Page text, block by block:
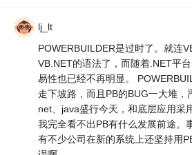
lj_lt
POWERBUILDER是过时了。就连
VB.NET的语法了，而随着.NET平
易性也已经不再明显。
走下坡路，而且PB的BUG一大堆，
net、java盛行今天，和底层应用采
我完全看不出PB有什么发展前途。
有不少公司在新的系统上还坚持用